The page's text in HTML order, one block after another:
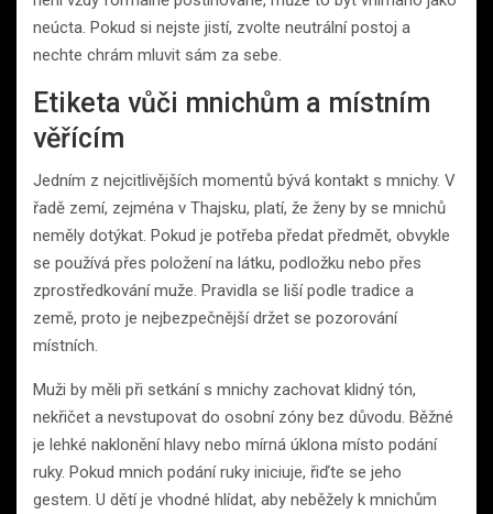
neúcta. Pokud si nejste jistí, zvolte neutrální postoj a
nechte chrám mluvit sám za sebe.
Etiketa vůči mnichům a místním
věřícím
Jedním z nejcitlivějších momentů bývá kontakt s mnichy. V
řadě zemí, zejména v Thajsku, platí, že ženy by se mnichů
neměly dotýkat. Pokud je potřeba předat předmět, obvykle
se používá přes položení na látku, podložku nebo přes
zprostředkování muže. Pravidla se liší podle tradice a
země, proto je nejbezpečnější držet se pozorování
místních.
Muži by měli při setkání s mnichy zachovat klidný tón,
nekřičet a nevstupovat do osobní zóny bez důvodu. Běžné
je lehké naklonění hlavy nebo mírná úklona místo podání
ruky. Pokud mnich podání ruky iniciuje, řiďte se jeho
gestem. U dětí je vhodné hlídat, aby neběžely k mnichům